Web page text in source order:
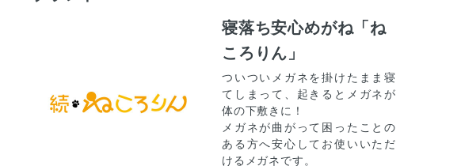
寝落ち安心めがね「ね
ころりん」
ついついメガネを掛けたまま寝
てしまって、起きるとメガネが
体の下敷きに！
メガネが曲がって困ったことの
ある方へ安心してお使いいただ
けるメガネです。